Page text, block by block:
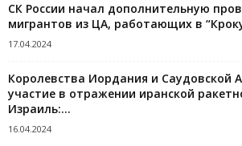
СК России начал дополнительную
мигрантов из ЦА, работающих в
17.04.2024
Королевства Иордания и Саудовской
участие в отражении иранской
Израиль:...
16.04.2024